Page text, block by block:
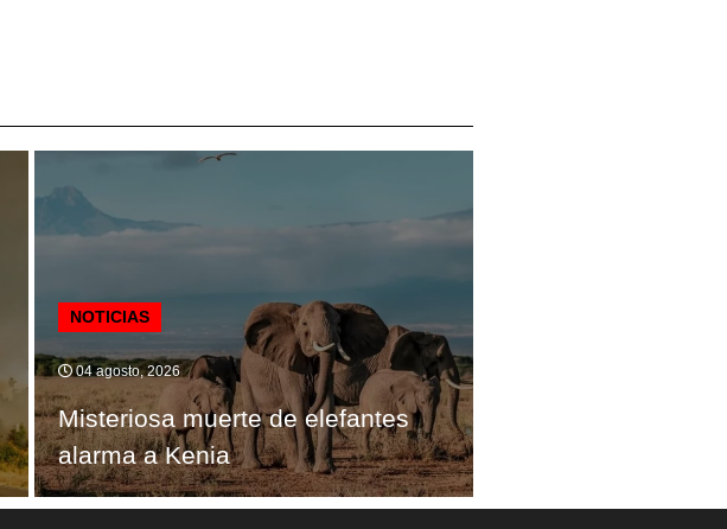
NOTICIAS
04 agosto, 2026
Misteriosa muerte de elefantes
alarma a Kenia